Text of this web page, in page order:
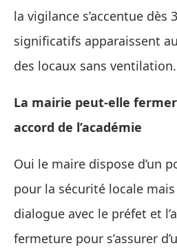
la vigilance s’accentue dès
significatifs apparaissent
des locaux sans ventilation.
La mairie peut-elle
accord de l’académie
Oui le maire dispose d’un
pour la sécurité locale
dialogue avec le préfet et
fermeture pour s’assurer